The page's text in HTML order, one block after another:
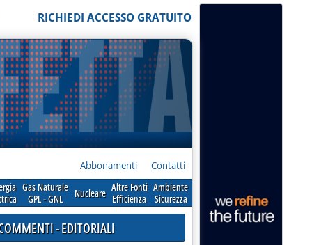
RICHIEDI ACCESSO GRATUITO
Abbonamenti Contatti
Gas Naturale
GPL - GNL
Nucleare Altre Fonti
Efficienza
Ambiente
Sicurezza
- EDITORIALI